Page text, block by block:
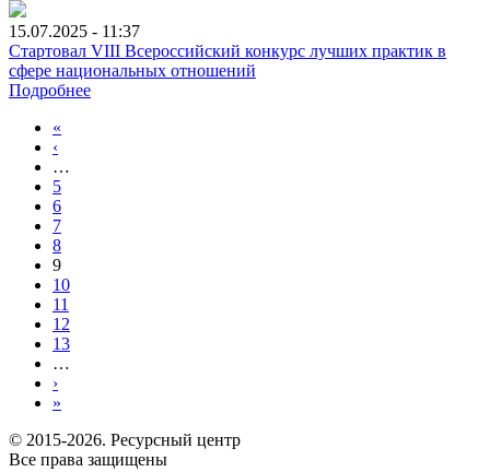
15.07.2025 - 11:37
Стартовал VIII Всероссийский конкурс лучших практик в
сфере национальных отношений
Подробнее
«
‹
…
5
6
7
8
9
10
11
12
13
…
›
»
© 2015-2026. Ресурсный центр
Все права защищены